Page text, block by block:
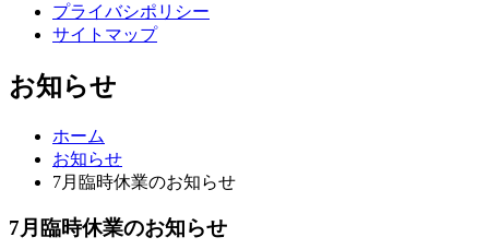
プライバシポリシー
サイトマップ
お知らせ
ホーム
お知らせ
7月臨時休業のお知らせ
7月臨時休業のお知らせ